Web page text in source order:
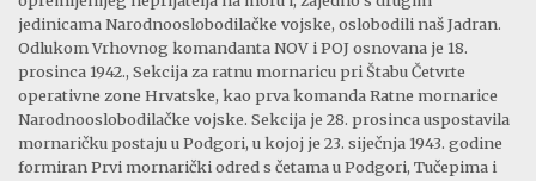
jedinicama Narodnooslobodilačke vojske, oslobodili naš Jadran.
Odlukom Vrhovnog komandanta NOV i POJ osnovana je 18.
prosinca 1942., Sekcija za ratnu mornaricu pri Štabu Četvrte
operativne zone Hrvatske, kao prva komanda Ratne mornarice
Narodnooslobodilačke vojske. Sekcija je 28. prosinca uspostavila
mornaričku postaju u Podgori, u kojoj je 23. siječnja 1943. godine
formiran Prvi mornarički odred s četama u Podgori, Tučepima i